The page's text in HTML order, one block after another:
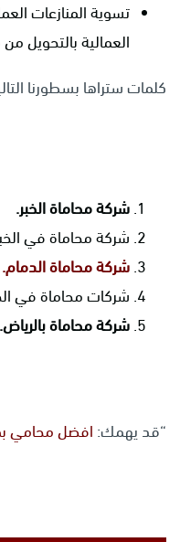
تسوية المنازعات
العمالية بالتحويل
كلمات ستراها بسطورنا
شركة محاماة الخبر.
شركة محاماة في
شركة محاماة الدمام.
شركات محاماة في
شركة محاماة بالرياض.
“قد يهمك: افضل محامي